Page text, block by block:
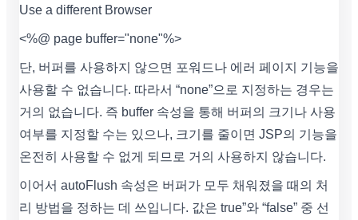
Use a different Browser
<%@ page buffer="none"%>
단, 버퍼를 사용하지 않으면 포워드나 에러 페이지 기능을
사용할 수 없습니다. 따라서 “none”으로 지정하는 경우는
거의 없습니다. 즉 buffer 속성을 통해 버퍼의 크기나 사용
여부를 지정할 수는 있으나, 크기를 줄이면 JSP의 기능을
온전히 사용할 수 없게 되므로 거의 사용하지 않습니다.
이어서 autoFlush 속성은 버퍼가 모두 채워졌을 때의 처
리 방법을 정하는 데 쓰입니다. 값은 true”와 “false” 중 선